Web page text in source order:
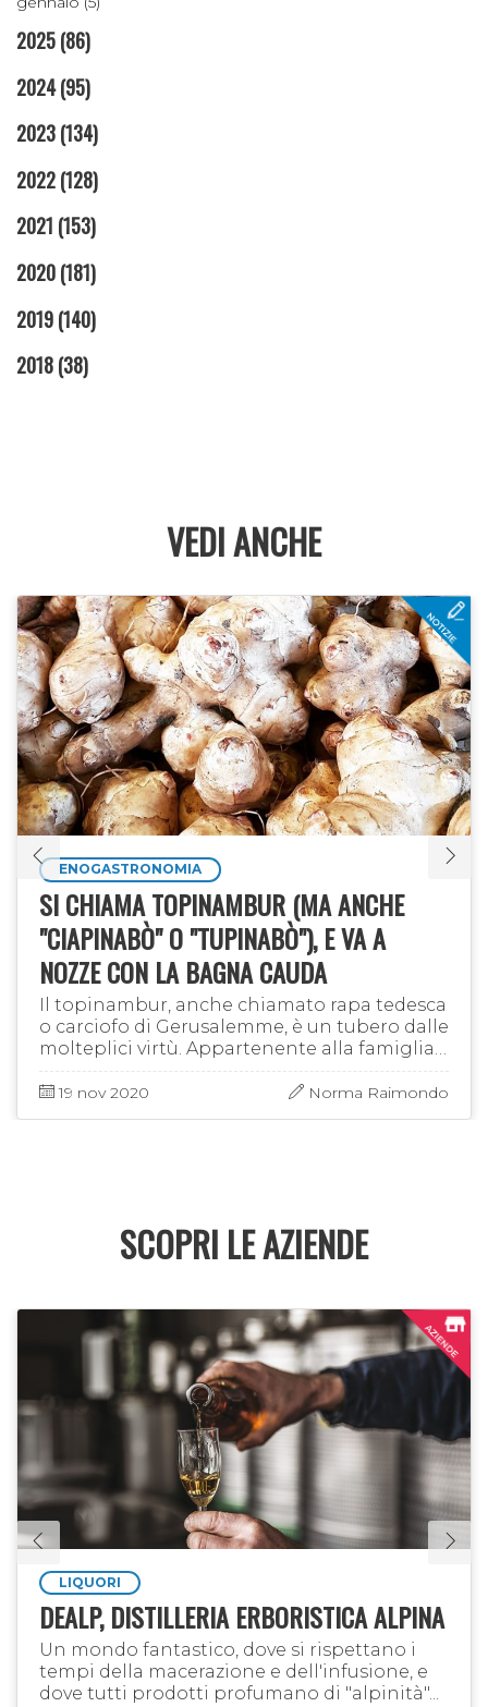
2025(86)
2024(95)
2023(134)
2022(128)
2021 (153)
2020(181)
2019(140)
2018(38)
VEDI ANCHE
ENOGASTRONOMIA
SI CHIAMA TOPINAMBUR (MA ANCHE
"CIAPINABÒ" O "TUPINABÒ"), E VA A
NOZZE CON LA BAGNA CAUDA
Il topinambur, anche chiamato rapa tedesca
o carciofo di Gerusalemme, è un tubero dalle
molteplici virtù. Appartenente alla famiglia
delle Asteraceae, ed ha il nome scientifico di
Heliantus tuberosus. …
19 nov 2020 Norma Raimondo
SCOPRI LE AZIENDE
LIQUORI
DEALP, DISTILLERIA ERBORISTICA ALPINA
Un mondo fantastico, dove si rispettano i
tempi della macerazione e dell'infusione, e
dove tutti prodotti profumano di "alpinità"...